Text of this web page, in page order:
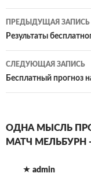
Навигация
по
записям
ПРЕДЫДУЩАЯ ЗАПИСЬ
Результаты
СЛЕДУЮЩАЯ ЗАПИСЬ
Бесплатный прогноз
ОДНА МЫСЛЬ ПРО
МАТЧ МЕЛЬБУРН
admin